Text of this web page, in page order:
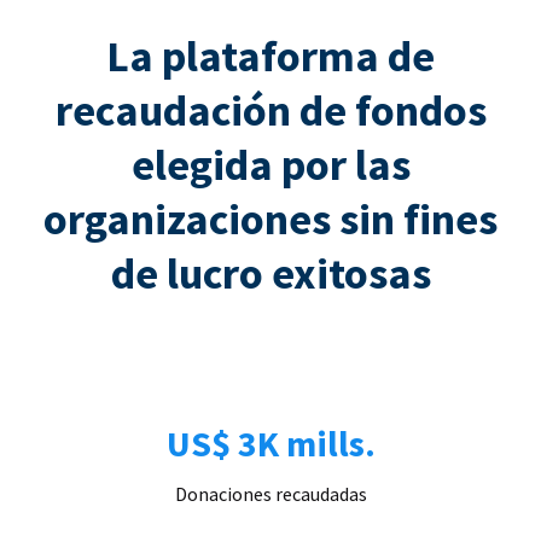
La plataforma de
recaudación de fondos
elegida por las
organizaciones sin fines
de lucro exitosas
US$ 3K mills.
Donaciones recaudadas